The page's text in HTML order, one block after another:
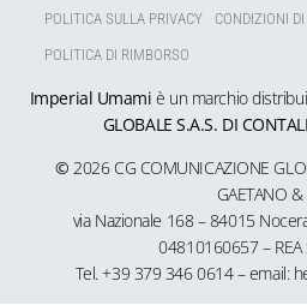
POLITICA SULLA PRIVACY
CONDIZIONI
POLITICA DI RIMBORSO
Imperial Umamiè un marchio
GLOBALE S.A.S. DI
©2026 CG COMUNICAZIONE
GAETANO &
via Nazionale 168 – 84015
04810160657 – REA
Tel. +39 379 346 0614 – email: